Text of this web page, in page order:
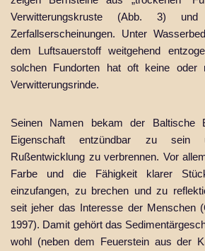
Verwitterungskruste (Abb. 3) und
Zerfallserscheinungen. Unter
dem Luftsauerstoff weitgehend
solchen Fundorten hat oft keine oder
Verwitterungsrinde.
Seinen Namen bekam der Baltische
Eigenschaft entzündbar zu sein
Rußentwicklung zu verbrennen. Vor
Farbe und die Fähigkeit klarer
einzufangen, zu brechen und zu
seit jeher das Interesse der Menschen
1997). Damit gehört das
wohl (neben dem Feuerstein aus der